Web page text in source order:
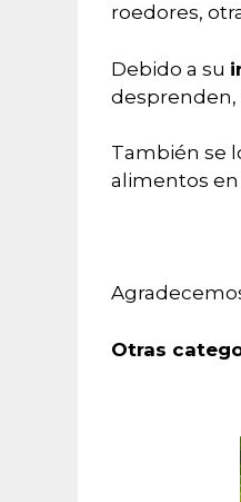
roedores,
Debido a su
desprenden,
También se
alimentos en
Otras